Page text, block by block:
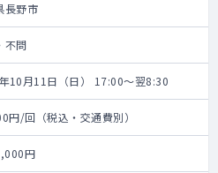
長野市
不問
10月11日（日） 17:00～翌8:30
円/回（税込・交通費別）
円